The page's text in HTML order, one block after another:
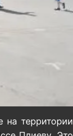
на территории